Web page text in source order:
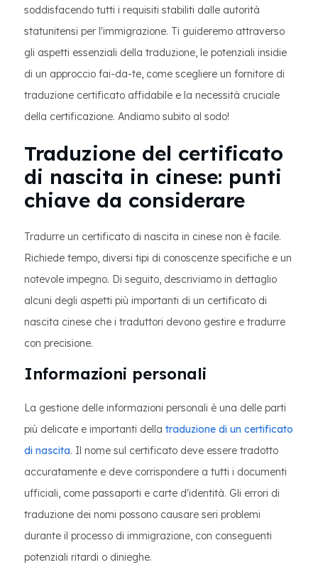
soddisfacendo tutti i requisiti stabiliti dalle autorità
statunitensi per l'immigrazione. Ti guideremo attraverso
gli aspetti essenziali della traduzione, le potenziali insidie
di un approccio fai-da-te, come scegliere un fornitore di
traduzione certificato affidabile e la necessità cruciale
della certificazione. Andiamo subito al sodo!
Traduzione del certificato
di nascita in cinese: punti
chiave da considerare
Tradurre un certificato di nascita in cinese non è facile.
Richiede tempo, diversi tipi di conoscenze specifiche e un
notevole impegno. Di seguito, descriviamo in dettaglio
alcuni degli aspetti più importanti di un certificato di
nascita cinese che i traduttori devono gestire e tradurre
con precisione.
Informazioni personali
La gestione delle informazioni personali è una delle parti
più delicate e importanti della traduzione di un certificato
di nascita. Il nome sul certificato deve essere tradotto
accuratamente e deve corrispondere a tutti i documenti
ufficiali, come passaporti e carte d'identità. Gli errori di
traduzione dei nomi possono causare seri problemi
durante il processo di immigrazione, con conseguenti
potenziali ritardi o dinieghe.